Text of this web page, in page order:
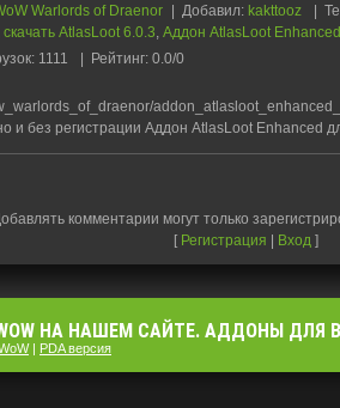
Warlords of Draenor | Добавил: kakttooz |
скачать AtlasLoot 6.0.3 Аддон AtlasLoot Enhanced
: 1111 | Рейтинг: 0.0/0
и без регистрации Аддон AtlasLoot Enhanced
комментарии могут только
[ Регистрация | Вход ]
НА НАШЕМ САЙТЕ. АДДОНЫ ДЛЯ
| PDA версия